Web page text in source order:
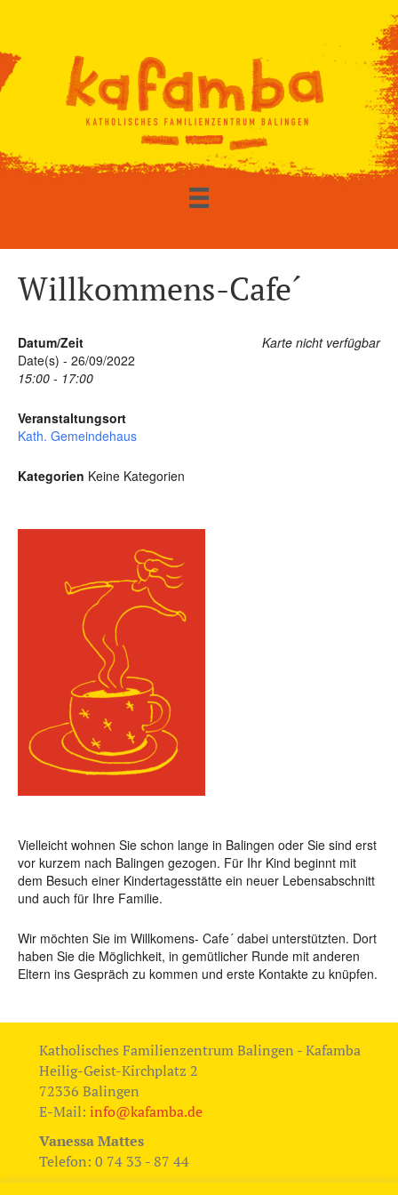
Willkommens-Cafe´
Karte nicht verfügbar
Datum/Zeit
Date(s) - 26/09/2022
15:00 - 17:00
Veranstaltungsort
Kath. Gemeindehaus
Kategorien Keine Kategorien
Vielleicht wohnen Sie schon lange in Balingen oder Sie sind erst
vor kurzem nach Balingen gezogen. Für Ihr Kind beginnt mit
dem Besuch einer Kindertagesstätte ein neuer Lebensabschnitt
und auch für Ihre Familie.
Wir möchten Sie im Willkomens- Cafe´ dabei unterstützten. Dort
haben Sie die Möglichkeit, in gemütlicher Runde mit anderen
Eltern ins Gespräch zu kommen und erste Kontakte zu knüpfen.
Katholisches Familienzentrum Balingen - Kafamba
Heilig-Geist-Kirchplatz 2
72336 Balingen
E-Mail: info@kafamba.de
Vanessa Mattes
Telefon: 0 74 33 - 87 44